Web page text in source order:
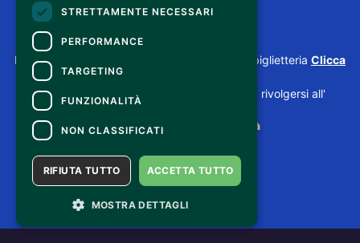
CONTATTI
Per informazioni e supporto all'acquisto della biglietteria Clicca
Per informazioni sul programma e l'evento, rivolgersi all'
Dichiarazione di accessibilità
STRETTAMENTE NECESSARI
PERFORMANCE
TARGETING
FUNZIONALITÀ
NON CLASSIFICATI
ACCETTA TUTTO
RIFIUTA TUTTO
MOSTRA DETTAGLI